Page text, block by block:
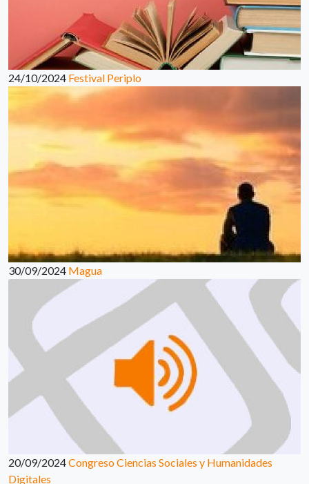
24/10/2024 Festival Periplo
30/09/2024 Magua
20/09/2024Congreso Ciencias Sociales y Humanidades
Digitales